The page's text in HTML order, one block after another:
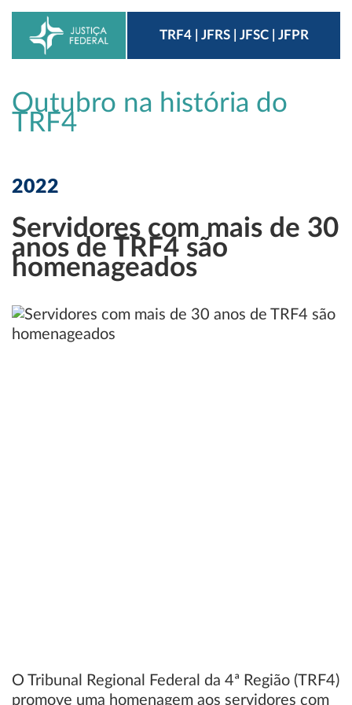
TRF4 | JFRS | JFSC | JFPR
Outubro na história do
TRF4
2022
Servidores com mais de 30
anos de TRF4 são
homenageados
O Tribunal Regional Federal da 4ª Região (TRF4)
promove uma homenagem aos servidores com